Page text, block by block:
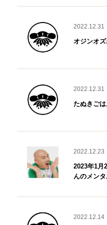
2022.12.31
オジンオ
2022.12.31
たぬきご
2022.12.23
2023年1月
んのメン
2022.12.14